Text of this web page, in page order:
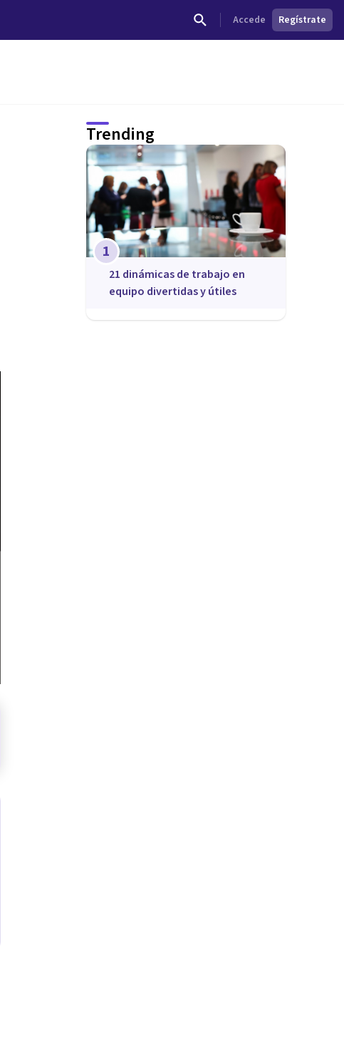
Accede Regístrate
Trending
1
21 dinámicas de trabajo en
equipo divertidas y útiles